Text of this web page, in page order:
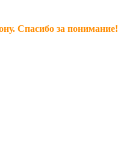
Спасибо за понимание!